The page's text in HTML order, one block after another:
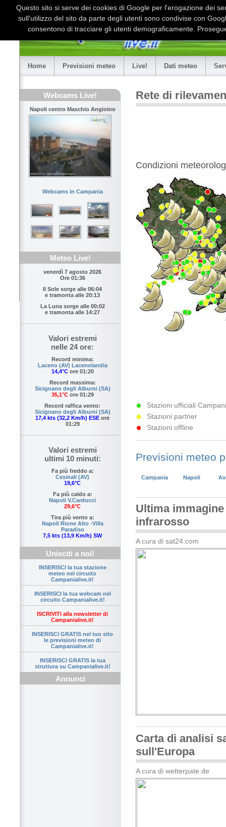
Home Previsioni meteo Live! Dati meteo
Webcams Live!
Napoli centro Maschio Angioino
Webcams in Campania
Meteo Live!
venerdì 7 agosto 2026
Ore 01:36
Il Sole sorge alle 06:04
e tramonta alle 20:13
La Luna sorge alle 00:02
e tramonta alle 14:27
Valori estremi
nelle 24 ore:
Record minima:
Laceno (AV) Lacenolandia
14,4°Core 01:20
Record massima:
Sicignano degli Alburni (SA)
35,1°Core 01:29
Record raffica vento:
Sicignano degli Alburni (SA)
17,4 kts (32,2 Km/h) ESE ore
01:29
Valori estremi
ultimi 10 minuti:
Fa più freddo a:
Cesinali (AV)
19,6°C
Fa più caldo a:
Napoli V.Carducci
29,6°C
Tira più vento a:
Napoli Rione Alto -Villa
Paradiso
7,5 kts (13,9 Km/h) SW
Unisciti a noi!
INSERISCI la tua stazione
meteo nel circuito
Campanialive.it!
INSERISCI la tua webcam nel
circuito Campanialive.it!
ISCRIVITI alla newsletter di
Campanialive.it!
INSERISCI GRATIS nel tuo sito
le previsioni meteo di
Campanialive.it!
INSERISCI GRATIS la tua
struttura su Campanialive.it!
Annunci
Rete di
Condizioni
Stazioni ufficiali
Stazioni partner
Stazioni offline
Previsioni meteo
Campania Napoli
Ultima
infrarosso
A cura di sat24.com
Carta di analisi
sull'Europa
A cura di wetterpate.de
Questo sito si serve dei cookies di Google per l'erogazione dei
sull'utilizzo del sito da parte degli utenti sono condivise con
consentono di tracciare gli utenti demograficamente.